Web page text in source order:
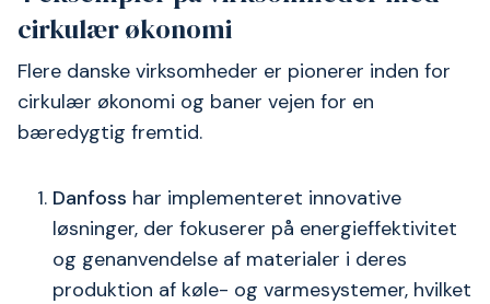
cirkulær økonomi
Flere danske virksomheder er pionerer inden for
cirkulær økonomi og baner vejen for en
bæredygtig fremtid.
Danfoss har implementeret innovative
løsninger, der fokuserer på energieffektivitet
og genanvendelse af materialer i deres
produktion af køle- og varmesystemer, hvilket